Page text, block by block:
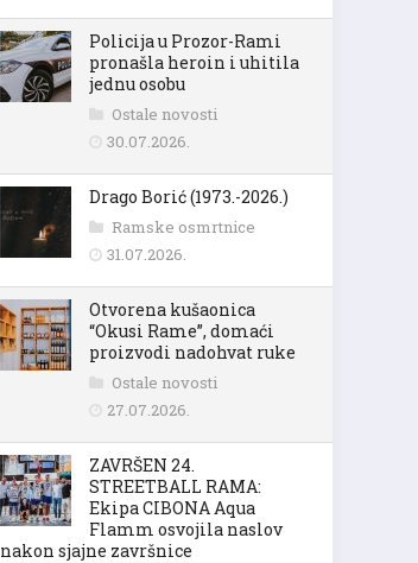
Policija u Prozor-Rami
pronašla heroin i uhitila
jednu osobu
Ostale novosti
30.07.2026.
Drago Borić (1973.-2026.)
Ramske osmrtnice
31.07.2026.
Otvorena kušaonica
“Okusi Rame”, domaći
proizvodi nadohvat ruke
Ostale novosti
27.07.2026.
ZAVRŠEN 24.
STREETBALL RAMA:
Ekipa CIBONA Aqua
Flamm osvojila naslov
nakon sjajne završnice